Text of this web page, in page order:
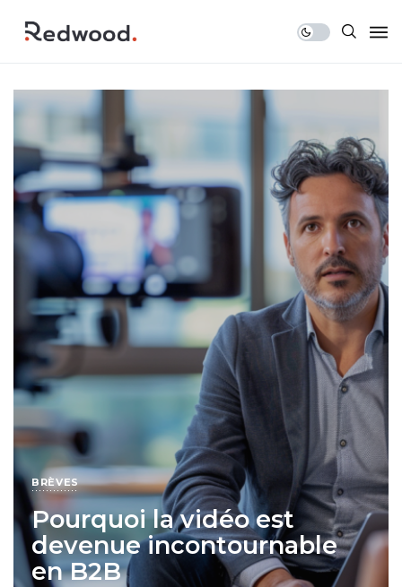
BRÈVES
Pourquoi la vidéo est
devenue incontournable
en B2B